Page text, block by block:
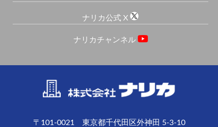
ナリカ公式 X
ナリカチャンネル
〒101-0021 東京都千代田区外神田 5-3-10